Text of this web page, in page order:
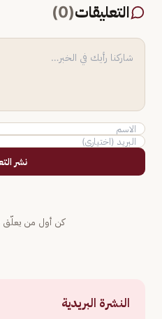
التعليقات(
0
)
نشر
كن أول من يعلّق
النشرة البريدية